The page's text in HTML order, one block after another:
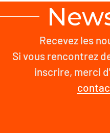
Recevez les
Si vous rencontrez
inscrire, merci